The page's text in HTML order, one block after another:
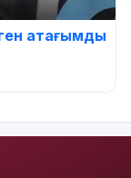
атағымды